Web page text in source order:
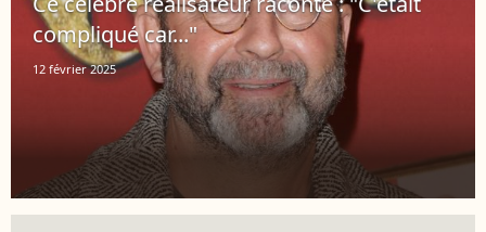
compliqué car..."
12 février 2025